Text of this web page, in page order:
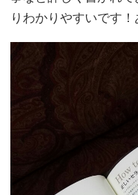
りわかりやすいです